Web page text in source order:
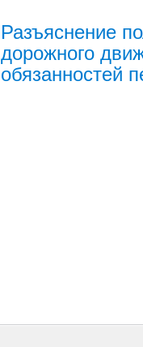
Разъяснение
дорожного
обязанностей